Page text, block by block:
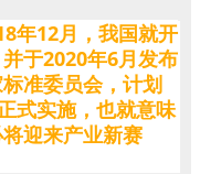
年12月，我国就开
于2020年6月发布
准委员会，计划
式实施，也就意味
迎来产业新赛